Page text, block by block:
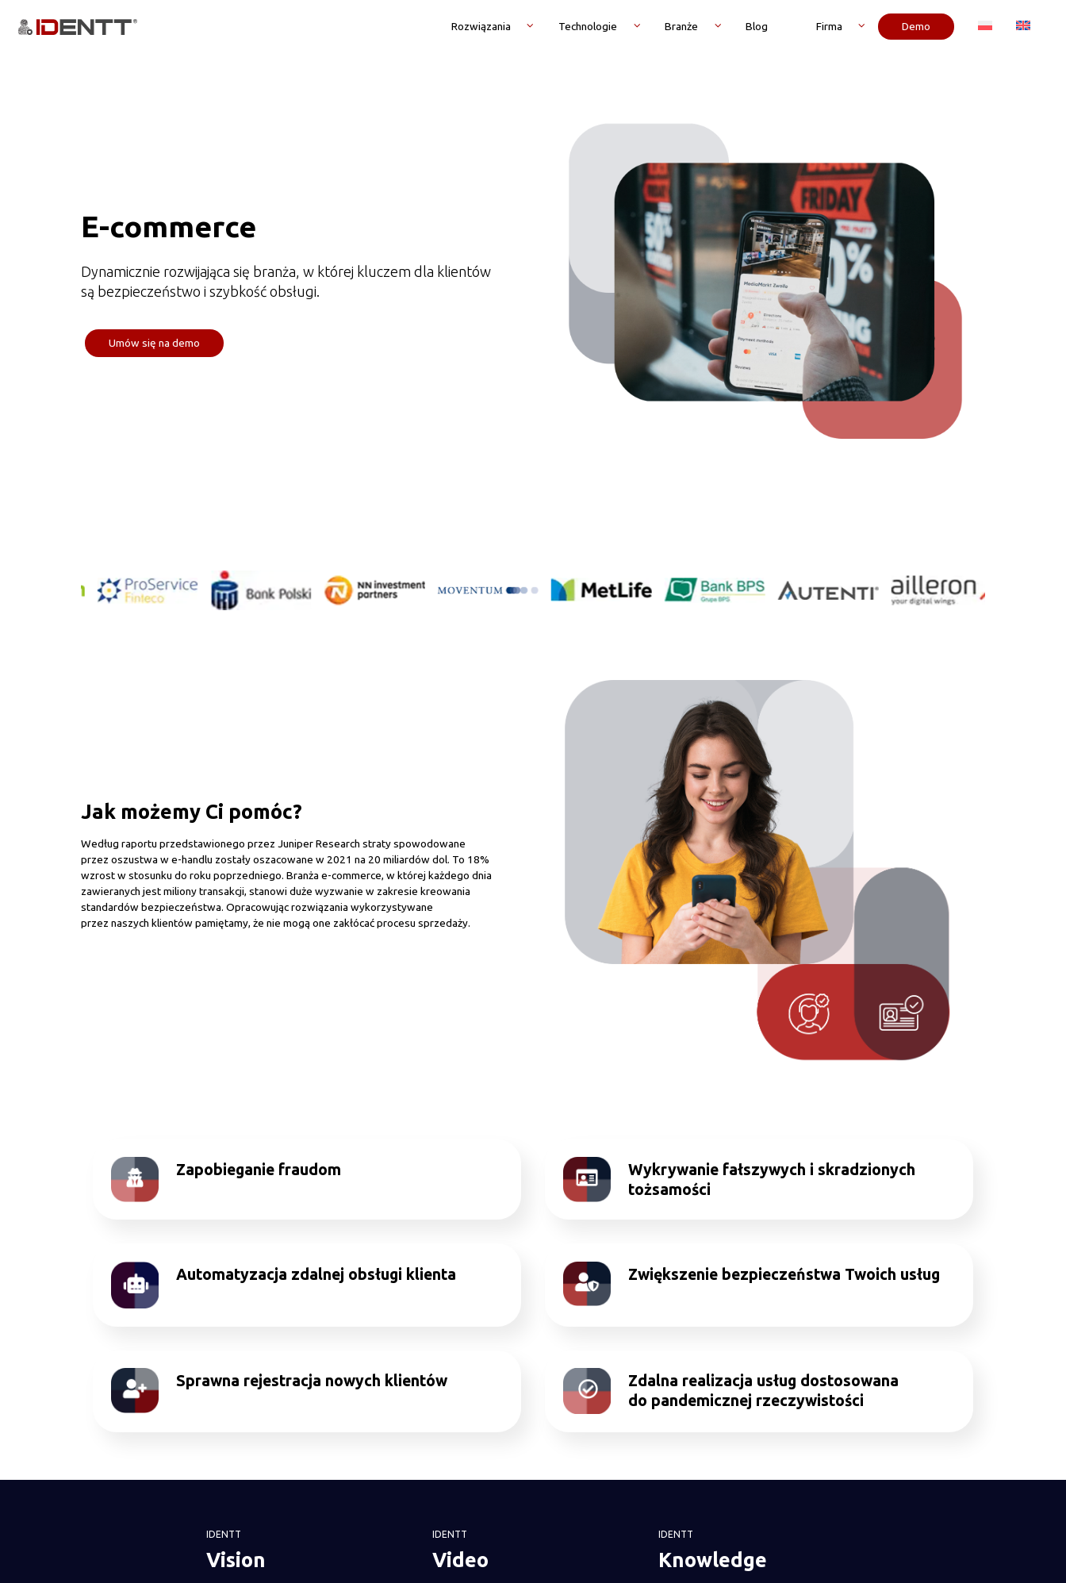
Rozwiązania Technologie Branże Blog Firma Demo
E-commerce
Dynamicznie rozwijająca się branża, w której kluczem dla klientów
są bezpieczeństwo i szybkość obsługi.
Umów się na demo
Jak możemy Ci pomóc?
Według raportu przedstawionego przez Juniper Research straty spowodowane
przez oszustwa w e-handlu zostały oszacowane w 2021 na 20 miliardów dol. To 18%
wzrost w stosunku do roku poprzedniego. Branża e-commerce, w której każdego dnia
zawieranych jest miliony transakcji, stanowi duże wyzwanie w zakresie kreowania
standardów bezpieczeństwa. Opracowując rozwiązania wykorzystywane
przez naszych klientów pamiętamy, że nie mogą one zakłócać procesu sprzedaży.
Zapobieganie fraudom
Wykrywanie fałszywych i skradzionych
tożsamości
Automatyzacja zdalnej obsługi klienta Zwiększenie bezpieczeństwa Twoich usług
Sprawna rejestracja nowych klientów
Zdalna realizacja usług dostosowana
do pandemicznej rzeczywistości
IDENTT
Vision
IDENTT
Video
IDENTT
Knowledge